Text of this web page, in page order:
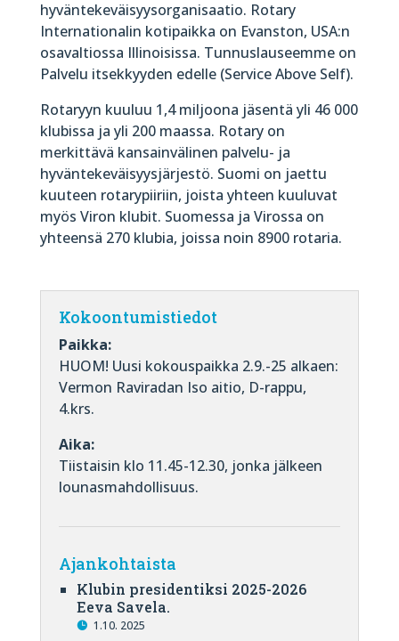
hyväntekeväisyysorganisaatio. Rotary
Internationalin kotipaikka on Evanston, USA:n
osavaltiossa Illinoisissa. Tunnuslauseemme on
Palvelu itsekkyyden edelle (Service Above Self).
Rotaryyn kuuluu 1,4 miljoona jäsentä yli 46 000
klubissa ja yli 200 maassa. Rotary on
merkittävä kansainvälinen palvelu- ja
hyväntekeväisyysjärjestö. Suomi on jaettu
kuuteen rotarypiiriin, joista yhteen kuuluvat
myös Viron klubit. Suomessa ja Virossa on
yhteensä 270 klubia, joissa noin 8900 rotaria.
Kokoontumistiedot
Paikka:
HUOM! Uusi kokouspaikka 2.9.-25 alkaen:
Vermon Raviradan Iso aitio, D-rappu,
4.krs.
Aika:
Tiistaisin klo 11.45-12.30, jonka jälkeen
lounasmahdollisuus.
Ajankohtaista
Klubin presidentiksi 2025-2026
Eeva Savela.
1.10. 2025